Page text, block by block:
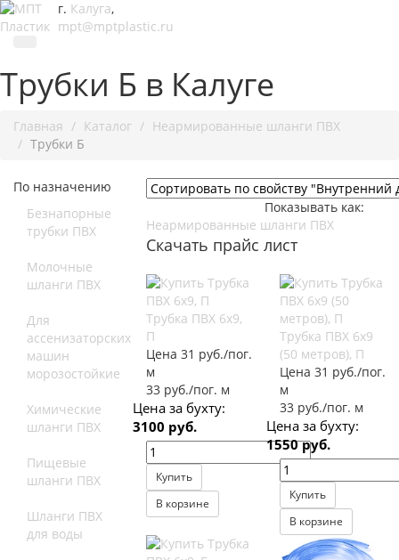
г. Калуга,
mpt@mptplastic.ru
Трубки Б в Калуге
Главная Каталог
Неармированные шланги ПВХ
Трубки Б
По назначению
Безнапорные
трубки ПВХ
Молочные
шланги ПВХ
Для
ассенизаторских
машин
морозостойкие
Химические
шланги ПВХ
Пищевые
шланги ПВХ
Шланги ПВХ
для воды
Показывать как:
Неармированные шланги ПВХ
Скачать прайс лист
Трубка ПВХ 6х9,
П
Цена 31 руб./пог.
м
33 руб./пог. м
Цена за бухту:
3100 руб.
Купить
В корзине
Трубка ПВХ 6х9
(50 метров), П
Цена 31 руб./пог.
м
33 руб./пог. м
Цена за бухту:
1550 руб.
Купить
В корзине